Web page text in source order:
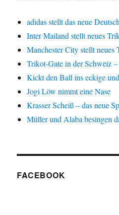
adidas stellt das neue
Inter Mailand stellt neues
Manchester City stellt
Trikot-Gate in der Schweiz
Kickt den Ball ins eckige
Jogi Löw nimmt eine Nase
Krasser Scheiß – das neue
Müller und Alaba besingen
FACEBOOK